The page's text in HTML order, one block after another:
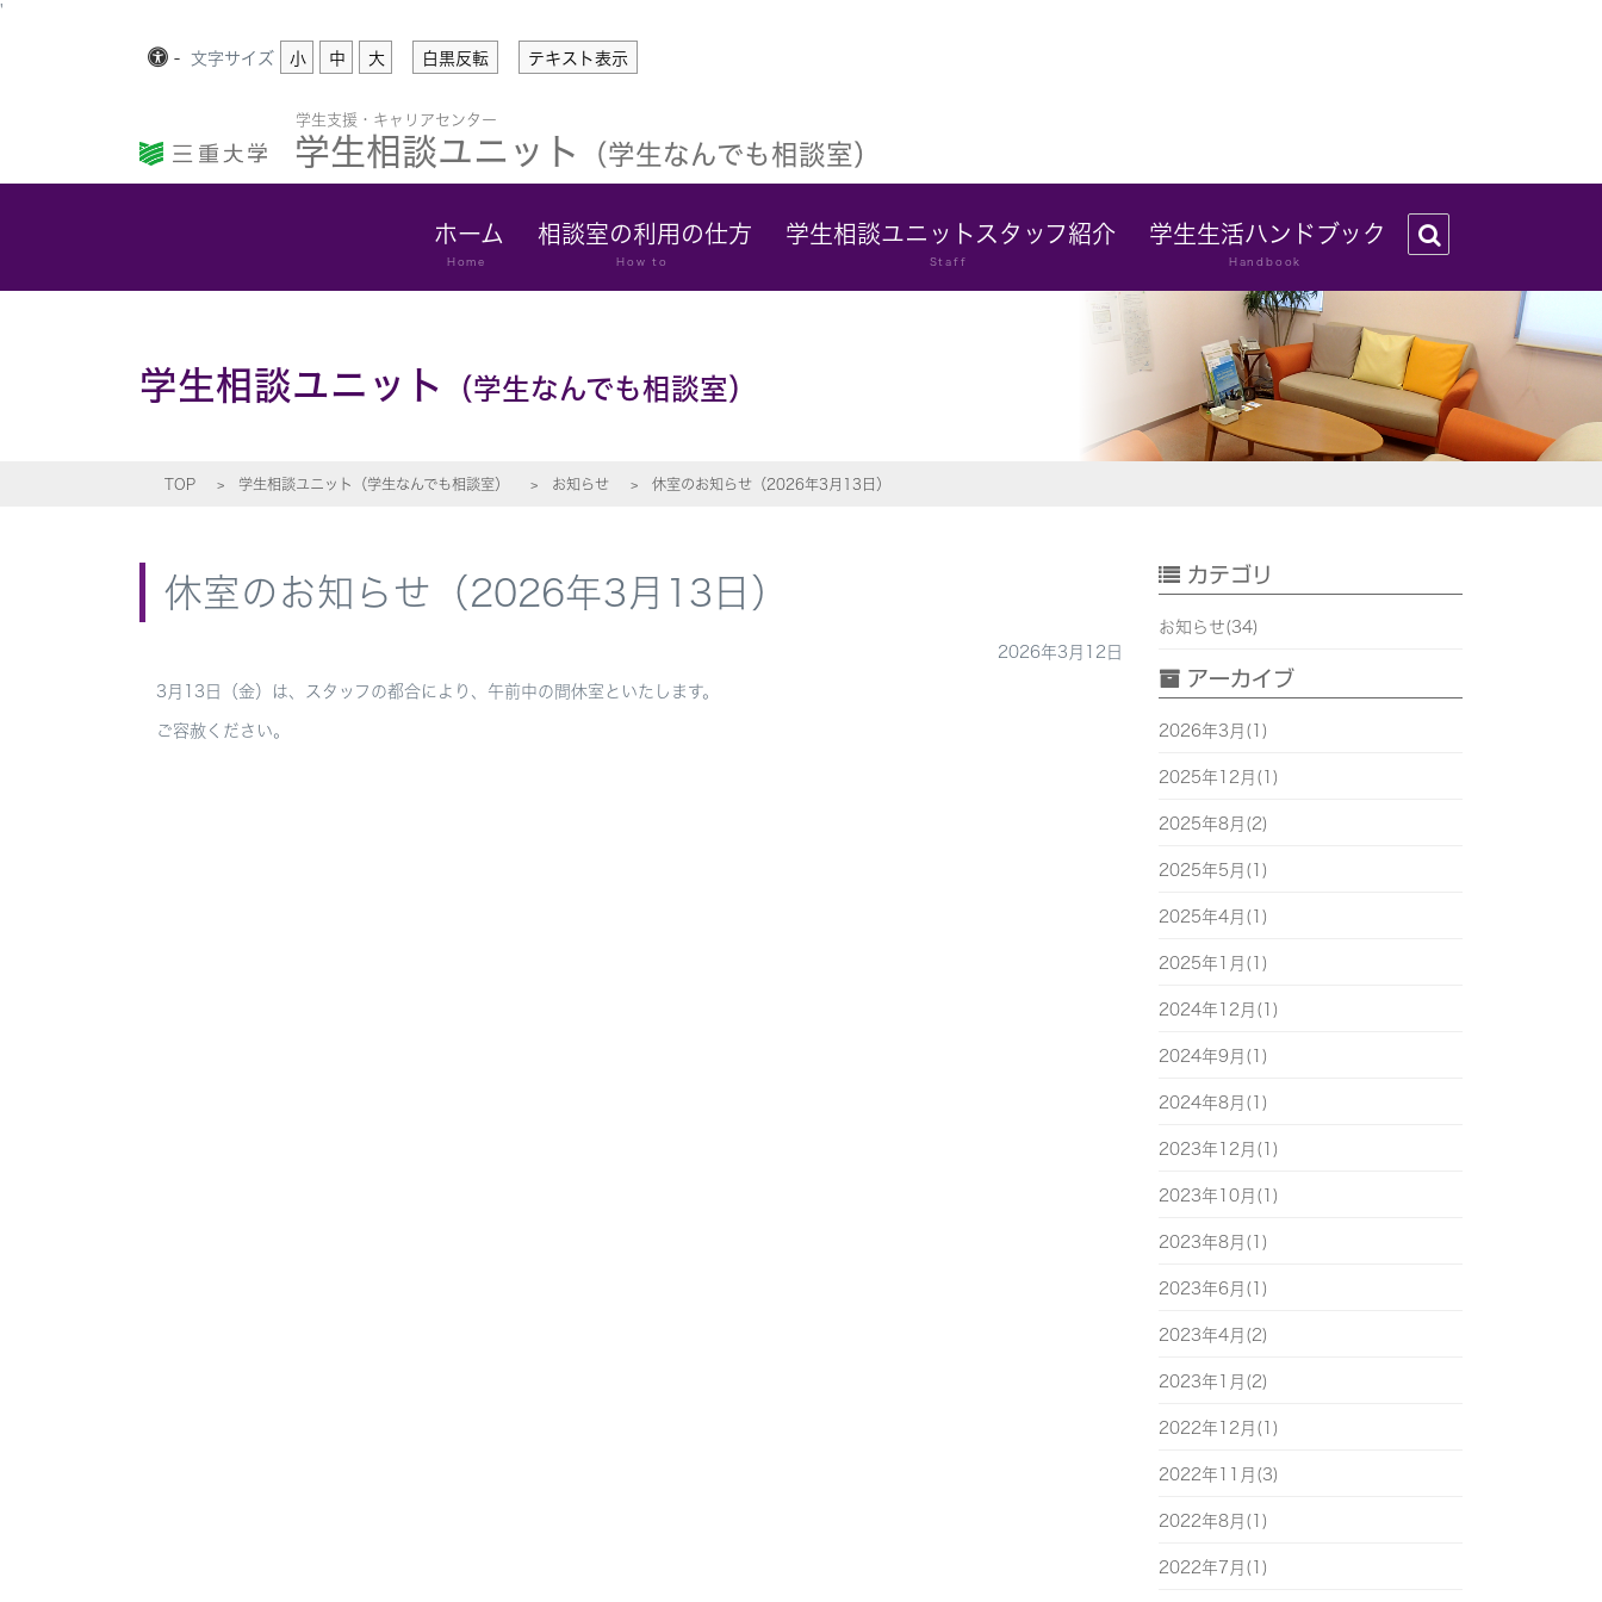
'
- 文字サイズ 小 中 大 白黒反転 テキスト表示
学生支援・キャリアセンター
学生相談ユニット （学生なんでも相談室）
ホーム
Home
相談室の利用の仕方
How to
学生相談ユニットスタッフ紹介
Staff
学生生活ハンドブック
Handbook
学生相談ユニット （学生なんでも相談室）
TOP 学生相談ユニット（学生なんでも相談室） お知らせ 休室のお知らせ（2026年3月13日）
休室のお知らせ（2026年3月13日）
2026年3月12日
3月13日（金）は、スタッフの都合により、午前中の間休室といたします。
ご容赦ください。
カテゴリ
お知らせ(34)
アーカイブ
2026年3月(1)
2025年12月(1)
2025年8月(2)
2025年5月(1)
2025年4月(1)
2025年1月(1)
2024年12月(1)
2024年9月(1)
2024年8月(1)
2023年12月(1)
2023年10月(1)
2023年8月(1)
2023年6月(1)
2023年4月(2)
2023年1月(2)
2022年12月(1)
2022年11月(3)
2022年8月(1)
2022年7月(1)